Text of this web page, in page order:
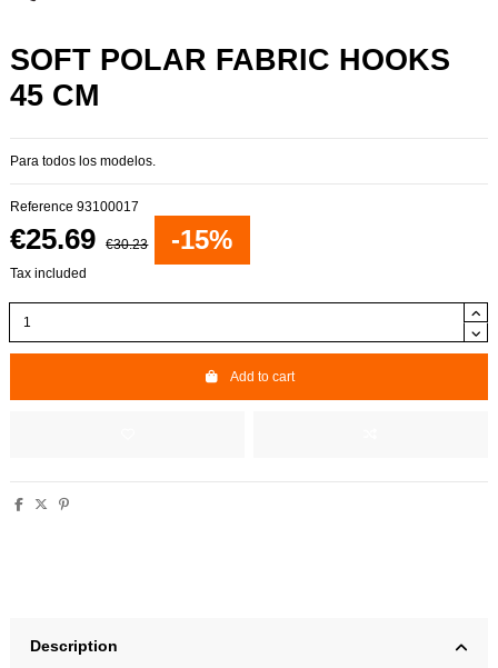
SOFT POLAR FABRIC HOOKS
45 CM
Para todos los modelos.
Reference 93100017
€25.69 €30.23 -15%
Tax included
Add to cart
Description